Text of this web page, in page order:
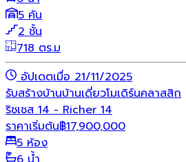
5 คัน
2 ชั้น
718 ตร.ม
อัปเดตเมื่อ 21/11/2025
รับสร้างบ้านบ้านเดี่ยวโมเดิร์นคลาสสิก
ริชเชส 14 - Richer 14
ราคาเริ่มต้น฿17,900,000
5 ห้อง